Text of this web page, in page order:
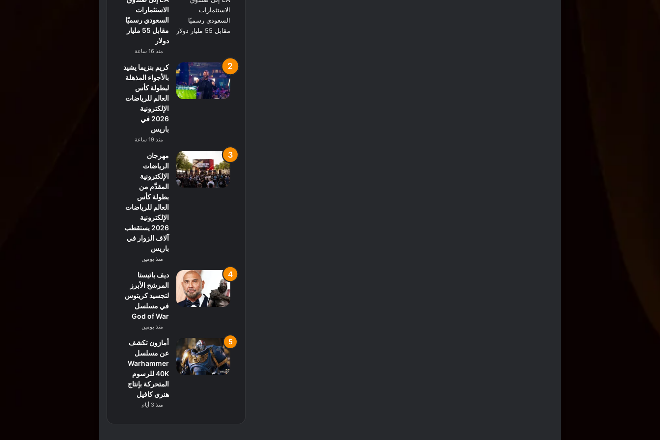
الاستثمارات
السعودي رسميًا
مقابل 55 مليار
دولار
منذ 16 ساعة
كريم بنزيما يشيد
بالأجواء المذهلة
لبطولة كأس
العالم للرياضات
الإلكترونية
2026 في
باريس
منذ 19 ساعة
مهرجان
الرياضات
الإلكترونية
المقدَّم من
بطولة كأس
العالم للرياضات
الإلكترونية
2026 يستقطب
آلاف الزوار في
باريس
منذ يومين
ديف باتيستا
المرشح الأبرز
لتجسيد كريتوس
في مسلسل
God of War
منذ يومين
أمازون تكشف
عن مسلسل
Warhammer
40K للرسوم
المتحركة بإنتاج
هنري كافيل
منذ 3 أيام